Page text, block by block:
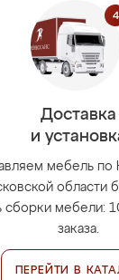
Доставка
и
мебель по
области
сборки мебели:
заказа.
ПЕРЕЙТИ В